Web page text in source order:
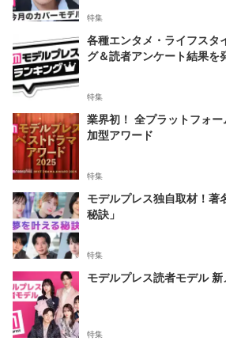
特集
各種エンタメ・ライフスタ
グ＆読者アンケート結果を
特集
業界初！ 全プラットフォ
加型アワード
特集
モデルプレス独自取材！著
秘訣」
特集
モデルプレス読者モデル 新
特集